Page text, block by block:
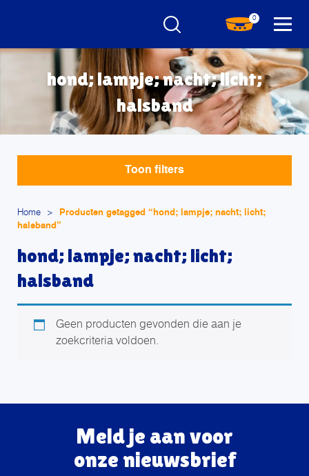
0
hond; lampje; nacht; licht;
halsband
Toon filters
Home >
Producten getagged “hond; lampje; nacht; licht;
halsband”
hond; lampje; nacht; licht;
halsband
Geen producten gevonden die aan je
zoekcriteria voldoen.
Meld je aan voor
onze nieuwsbrief